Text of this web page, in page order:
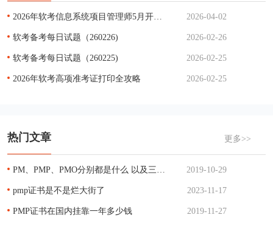
2026年软考信息系统项目管理师5月开考，备考攻略一文掌握 2026-04-02
软考备考每日试题（260226) 2026-02-26
软考备考每日试题（260225) 2026-02-25
2026年软考高项准考证打印全攻略 2026-02-25
热门文章 更多>>
2019-10-29
pmp证书是不是烂大街了 2023-11-17
PMP证书在国内挂靠一年多少钱 2019-11-27